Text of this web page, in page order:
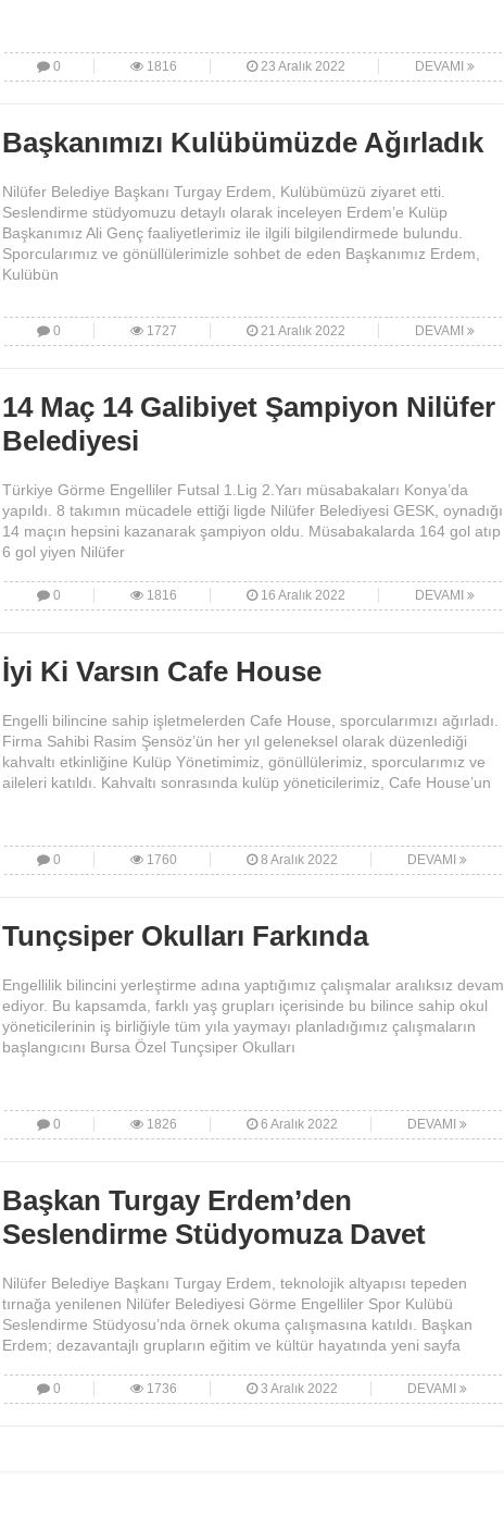
0 1816 23 Aralık 2022 DEVAMI
Başkanımızı Kulübümüzde Ağırladık
Nilüfer Belediye Başkanı Turgay Erdem, Kulübümüzü ziyaret etti.
Seslendirme stüdyomuzu detaylı olarak inceleyen Erdem’e Kulüp
Başkanımız Ali Genç faaliyetlerimiz ile ilgili bilgilendirmede bulundu.
Sporcularımız ve gönüllülerimizle sohbet de eden Başkanımız Erdem,
Kulübün
0 1727 21 Aralık 2022 DEVAMI
14 Maç 14 Galibiyet Şampiyon Nilüfer
Belediyesi
Türkiye Görme Engelliler Futsal 1.Lig 2.Yarı müsabakaları Konya’da
yapıldı. 8 takımın mücadele ettiği ligde Nilüfer Belediyesi GESK, oynadığı
14 maçın hepsini kazanarak şampiyon oldu. Müsabakalarda 164 gol atıp
6 gol yiyen Nilüfer
0 1816 16 Aralık 2022 DEVAMI
İyi Ki Varsın Cafe House
Engelli bilincine sahip işletmelerden Cafe House, sporcularımızı ağırladı.
Firma Sahibi Rasim Şensöz’ün her yıl geleneksel olarak düzenlediği
kahvaltı etkinliğine Kulüp Yönetimimiz, gönüllülerimiz, sporcularımız ve
aileleri katıldı. Kahvaltı sonrasında kulüp yöneticilerimiz, Cafe House’un
0 1760 8 Aralık 2022 DEVAMI
Tunçsiper Okulları Farkında
Engellilik bilincini yerleştirme adına yaptığımız çalışmalar aralıksız devam
ediyor. Bu kapsamda, farklı yaş grupları içerisinde bu bilince sahip okul
yöneticilerinin iş birliğiyle tüm yıla yaymayı planladığımız çalışmaların
başlangıcını Bursa Özel Tunçsiper Okulları
0 1826 6 Aralık 2022 DEVAMI
Başkan Turgay Erdem’den
Seslendirme Stüdyomuza Davet
Nilüfer Belediye Başkanı Turgay Erdem, teknolojik altyapısı tepeden
tırnağa yenilenen Nilüfer Belediyesi Görme Engelliler Spor Kulübü
Seslendirme Stüdyosu’nda örnek okuma çalışmasına katıldı. Başkan
Erdem; dezavantajlı grupların eğitim ve kültür hayatında yeni sayfa
0 1736 3 Aralık 2022 DEVAMI